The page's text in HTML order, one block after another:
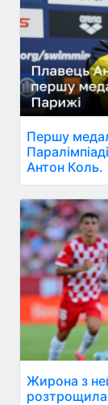
Першу
Антон Коль.
Жирона з